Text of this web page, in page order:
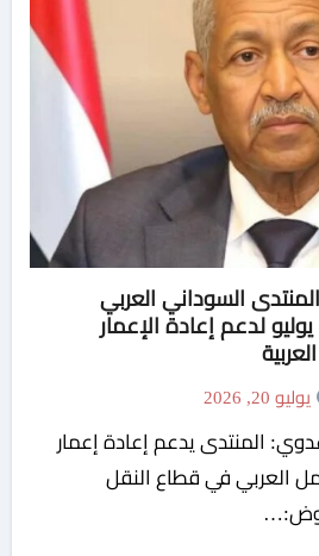
السوداني العربي
لدعم إعادة الإعمار
يوليو 20, 2026
العربي في قطاع النقل